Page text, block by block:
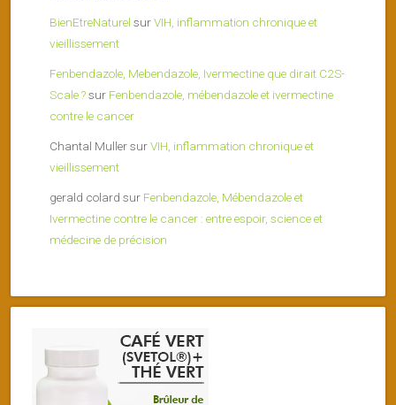
BienEtreNaturel surVIH, inflammation chronique et
vieillissement
Fenbendazole, Mebendazole, Ivermectine que dirait C2S-
Scale ?sur Fenbendazole, mébendazole et ivermectine
contre le cancer
Chantal MullersurVIH, inflammation chronique et
vieillissement
gerald colard sur Fenbendazole, Mébendazole et
Ivermectine contre le cancer : entre espoir, science et
médecine de précision